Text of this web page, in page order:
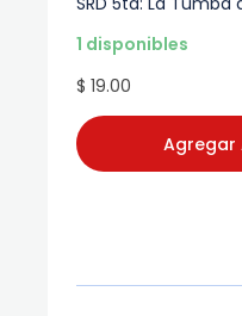
$ 19.00
1 disponibles
Agregar